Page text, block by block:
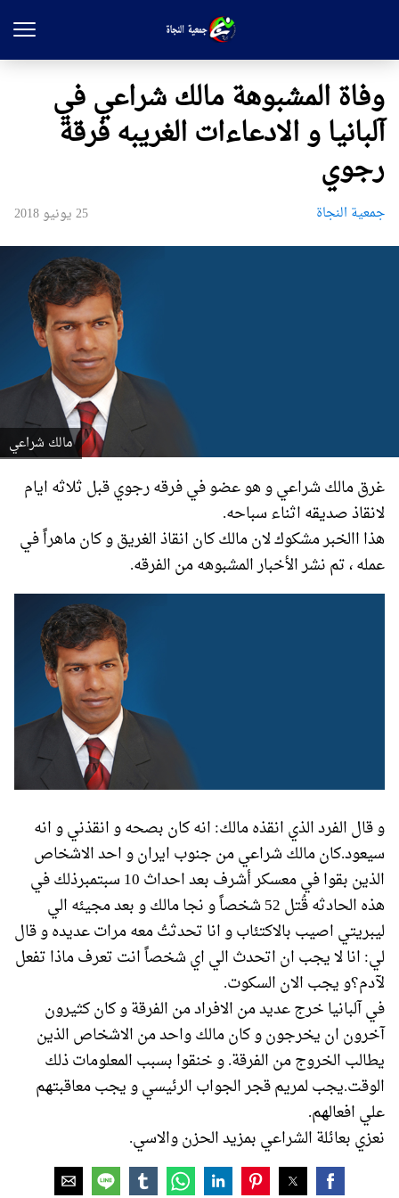
وفاة المشبوهة مالك شراعي في
آلبانيا و الادعاءات الغريبه فرقة
رجوي
جمعیة النجاة 25 يونيو 2018
مالك شراعي
غرق مالك شراعي و هو عضو في فرقه رجوي قبل ثلاثه ايام
لانقاذ صديقه اثناء سباحه.
هذا االخبر مشكوك لان مالك كان انقاذ الغريق و كان ماهراً في
عمله ، تم نشر الأخبار المشبوهه من الفرقه.
و قال الفرد الذي انقذه مالك: انه كان بصحه و انقذني و انه
سيعود.كان مالك شراعي من جنوب ايران و احد الاشخاص
الذين بقوا في معسكر أشرف بعد احداث 10 سبتمبرذلك في
هذه الحادثه قُتل 52 شخصاً و نجا مالك و بعد مجيئه الي
ليبريتي اصيب بالاكتئاب و انا تحدثتُ معه مرات عديده و قال
لي: انا لا يجب ان اتحدث الي اي شخصاً انت تعرف ماذا تفعل
لآدم؟و يجب الان السكوت.
في آلبانيا خرج عديد من الافراد من الفرقة و كان كثيرون
آخرون ان يخرجون و كان مالك واحد من الاشخاص الذين
يطالب الخروج من الفرقة. و خنقوا بسبب المعلومات ذلك
الوقت.يجب لمريم قجر الجواب الرئيسي و يجب معاقبتهم
علي افعالهم.
نعزي بعائلة الشراعي بمزيد الحزن والاسي.